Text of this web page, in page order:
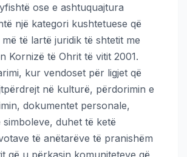
ose e ashtuquajtura
një kategori kushtetuese që
të lartë juridik të shtetit me
Kornizë të Ohrit të vitit 2001.
kur vendoset për ligjet që
në kulturë, përdorimin e
dokumentet personale,
duhet të ketë
të anëtarëve të pranishëm
që u përkasin komuniteteve që